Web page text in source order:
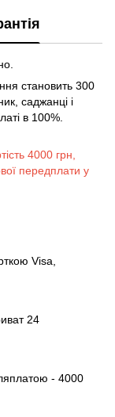
становить 300
саджанці і
в 100%.
4000 грн,
передплати у
Visa,
24
- 4000